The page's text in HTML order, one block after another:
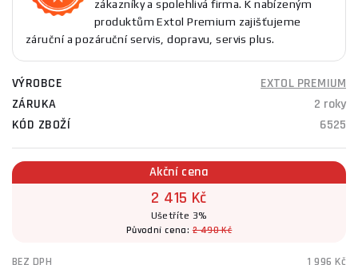
zákazníky a spolehlivá firma. K nabízeným
produktům Extol Premium zajišťujeme
záruční a pozáruční servis, dopravu, servis plus.
VÝROBCE
EXTOL PREMIUM
ZÁRUKA
2 roky
KÓD ZBOŽÍ
6525
Akční cena
2 415 Kč
Ušetříte 3%
Původní cena:2 490 Kč
BEZ DPH
1 996 Kč